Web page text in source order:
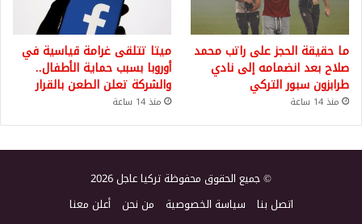
ما حقيقة الحجز على راتب محمد
صلاح بعد انضمامه إلى نادي
طرابزون سبور التركي
منذ 14 ساعة
ميتا تتلقى غرامة قياسية في
أوروبا بسبب حماية الأطفال..
والشركة تعلن الطعن بالقرار
منذ 14 ساعة
© جميع الحقوق محفوظة تركيا عاجل 2026
اتصل بنا سياسة الخصوصية من نحن أعلن معنا